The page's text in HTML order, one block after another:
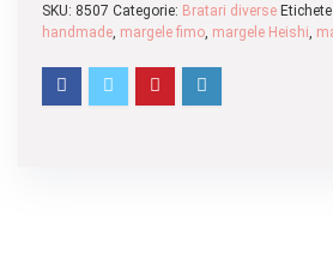
SKU: 8507 Categorie: Bratari diverse Etichete
handmade, margele fimo, margele Heishi,